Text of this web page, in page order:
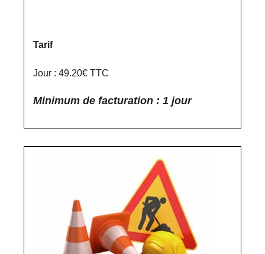
Tarif
Jour : 49.20€ TTC
Minimum de facturation : 1 jour